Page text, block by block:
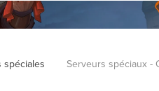
spéciales
Serveurs spéciaux -